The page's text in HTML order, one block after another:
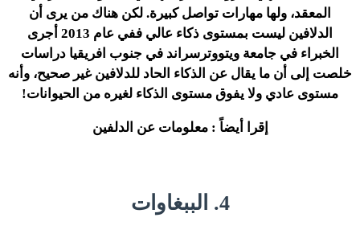
المعقد، ولها مهارات تواصل كبيرة. لكن هناك من يرى أن
الدلافين ليست بمستوى ذكاء عالي ففي عام 2013 أجرى
الخبراء في جامعة ويتووترسراند في جنوب افريقيا دراسات
خلصت إلى أن ما يقال عن الذكاء الحاد للدلافين غير صحيح، وأنه
مستوى عادي ولا يفوق مستوى الذكاء لغيره من الحيوانات!
إقرا أيضاً : معلومات عن الدلفين
4. الببغاوات